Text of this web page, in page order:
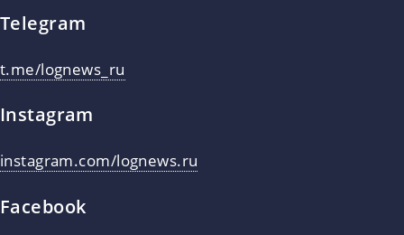
Telegram
t.me/lognews_ru
Instagram
instagram.com/lognews.ru
Facebook